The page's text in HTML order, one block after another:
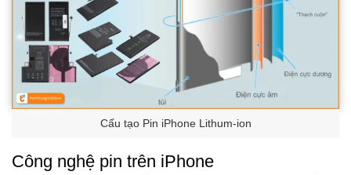
Cấu tạo Pin iPhone Lithum-ion
Công nghệ pin trên iPhone